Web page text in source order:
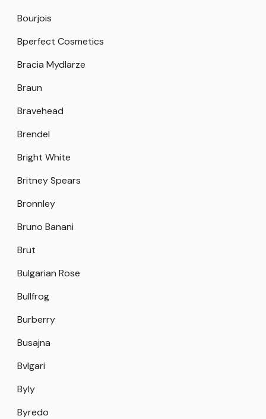
Bourjois
Bperfect Cosmetics
Bracia Mydlarze
Braun
Bravehead
Brendel
Bright White
Britney Spears
Bronnley
Bruno Banani
Brut
Bulgarian Rose
Bullfrog
Burberry
Busajna
Bvlgari
Byly
Byredo